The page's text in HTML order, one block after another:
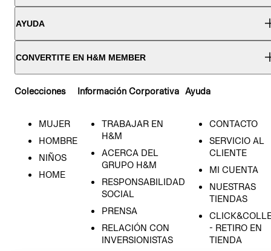
AYUDA
CONVERTITE EN H&M MEMBER
Colecciones
MUJER
HOMBRE
NIÑOS
HOME
Información Corporativa
TRABAJAR EN
H&M
ACERCA DEL
GRUPO H&M
RESPONSABILIDAD
SOCIAL
PRENSA
RELACIÓN CON
INVERSIONISTAS
Ayuda
CONTACTO
SERVICIO AL
CLIENTE
MI CUENTA
NUESTRAS
TIENDAS
- RETIRO EN
TIENDA